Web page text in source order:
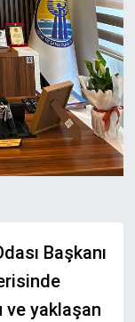
Başkanı
ve yaklaşan